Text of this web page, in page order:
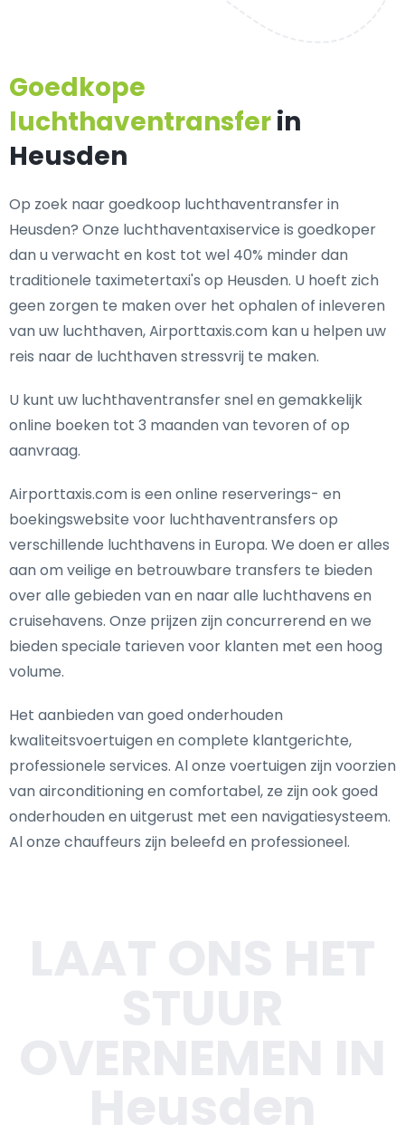
Goedkope
luchthaventransferin
Heusden
Op zoek naar goedkoop luchthaventransfer in
Heusden? Onze luchthaventaxiservice is goedkoper
dan u verwacht en kost tot wel 40% minder dan
traditionele taximetertaxi's op Heusden. U hoeft zich
geen zorgen te maken over het ophalen of inleveren
van uw luchthaven, Airporttaxis.com kan u helpen uw
reis naar de luchthaven stressvrij te maken.
U kunt uw luchthaventransfer snel en gemakkelijk
online boeken tot 3 maanden van tevoren of op
aanvraag.
Airporttaxis.com is een online reserverings- en
boekingswebsite voor luchthaventransfers op
verschillende luchthavens in Europa. We doen er alles
aan om veilige en betrouwbare transfers te bieden
over alle gebieden van en naar alle luchthavens en
cruisehavens. Onze prijzen zijn concurrerend en we
bieden speciale tarieven voor klanten met een hoog
volume.
Het aanbieden van goed onderhouden
kwaliteitsvoertuigen en complete klantgerichte,
professionele services. Al onze voertuigen zijn voorzien
van airconditioning en comfortabel, ze zijn ook goed
onderhouden en uitgerust met een navigatiesysteem.
Al onze chauffeurs zijn beleefd en professioneel.